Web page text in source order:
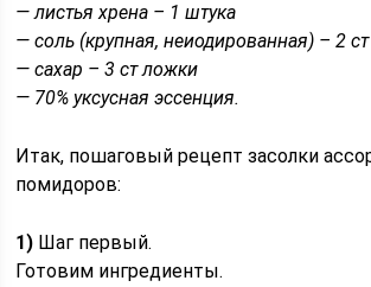
— листья хрена – 1 штука
— соль (крупная, неиодированная) – 2
— сахар – 3 ст ложки
— 70% уксусная эссенция.
Итак, пошаговый рецепт засолки
помидоров:
1) Шаг первый.
Готовим ингредиенты.